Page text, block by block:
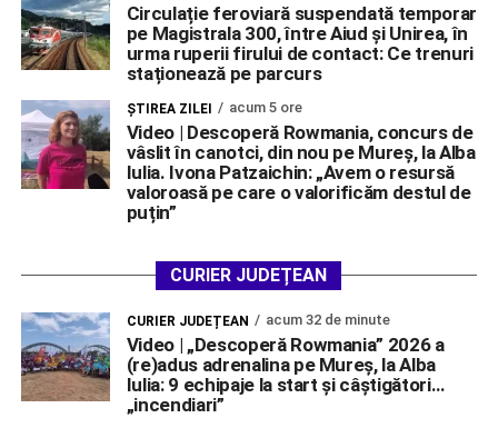
Circulație feroviară suspendată temporar
pe Magistrala 300, între Aiud și Unirea, în
urma ruperii firului de contact: Ce trenuri
staționează pe parcurs
ŞTIREA ZILEI acum 5 ore
Video | Descoperă Rowmania, concurs de
vâslit în canotci, din nou pe Mureș, la Alba
Iulia. Ivona Patzaichin: „Avem o resursă
valoroasă pe care o valorificăm destul de
puțin”
CURIER JUDEȚEAN
CURIER JUDEȚEAN acum 32 de minute
Video | „Descoperă Rowmania” 2026 a
(re)adus adrenalina pe Mureș, la Alba
Iulia: 9 echipaje la start și câștigători…
„incendiari”